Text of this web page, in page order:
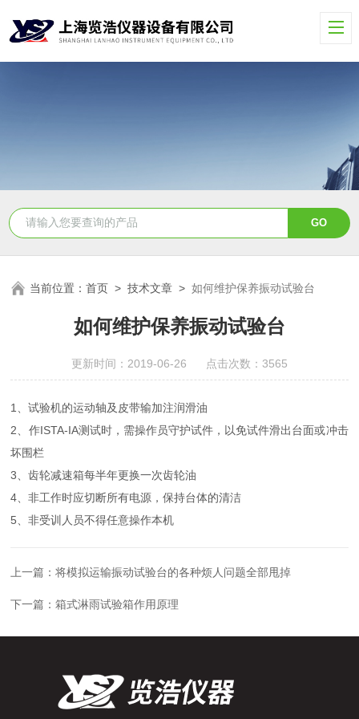
当前位置：首页 >技术文章 >如何维护保养振动试验台
如何维护保养振动试验台
更新时间：2019-06-26 点击次数：3565
1、试验机的运动轴及皮带输加注润滑油
2、作ISTA-IA测试时，需操作员守护试件，以免试件滑出台面或冲击
坏围栏
3、齿轮减速箱每半年更换一次齿轮油
4、非工作时应切断所有电源，保持台体的清洁
5、非受训人员不得任意操作本机
上一篇：将模拟运输振动试验台的各种烦人问题全部甩掉
下一篇：箱式淋雨试验箱作用原理